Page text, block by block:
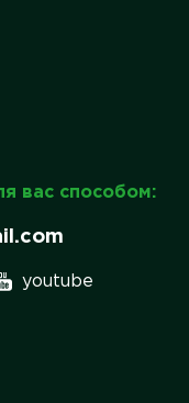
вас способом:
youtube